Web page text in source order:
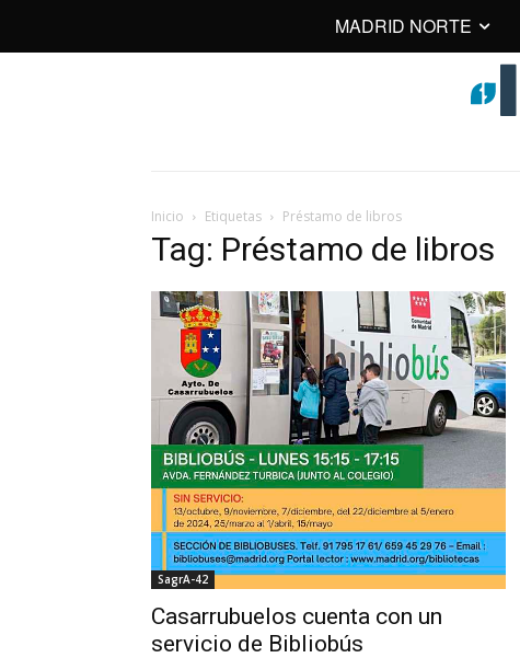
MADRID NORTE
Inicio Etiquetas Préstamo de libros
Tag: Préstamo de libros
SagrA-42
Casarrubuelos cuenta con un
servicio de Bibliobús